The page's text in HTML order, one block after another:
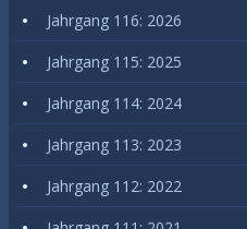
Jahrgang 116: 2026
Jahrgang 115: 2025
Jahrgang 114: 2024
Jahrgang 113: 2023
Jahrgang 112: 2022